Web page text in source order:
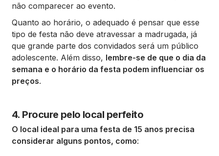
não comparecer ao evento.
Quanto ao horário, o adequado é pensar que esse
tipo de festa não deve atravessar a madrugada, já
que grande parte dos convidados será um público
adolescente. Além disso, lembre-se de que o dia da
semana e o horário da festa podem influenciar os
preços.
4. Procure pelo local perfeito
O local ideal para uma festa de 15 anos precisa
considerar alguns pontos, como: